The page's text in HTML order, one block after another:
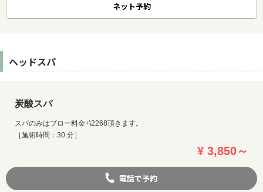
ネット予約
ヘッドスパ
炭酸スパ
スパのみはブロー料金+\2268頂きます。
［施術時間：30 分］
¥ 3,850～
電話で予約